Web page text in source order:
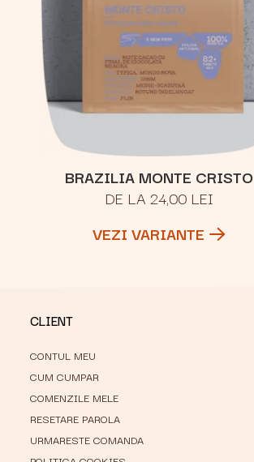
BRAZILIA MONTE CRISTO
DE LA 24,00 LEI
VEZI VARIANTE
CLIENT
CONTUL MEU
CUM CUMPAR
COMENZILE MELE
RESETARE PAROLA
URMARESTE COMANDA